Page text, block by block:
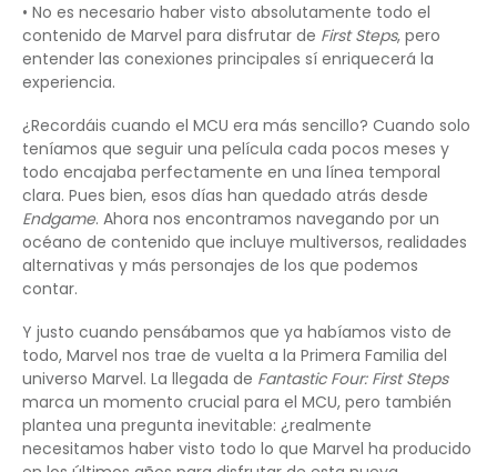
• No es necesario haber visto absolutamente todo el
contenido de Marvel para disfrutar de First Steps, pero
entender las conexiones principales sí enriquecerá la
experiencia.
¿Recordáis cuando el MCU era más sencillo? Cuando solo
teníamos que seguir una película cada pocos meses y
todo encajaba perfectamente en una línea temporal
clara. Pues bien, esos días han quedado atrás desde
Endgame. Ahora nos encontramos navegando por un
océano de contenido que incluye multiversos, realidades
alternativas y más personajes de los que podemos
contar.
Y justo cuando pensábamos que ya habíamos visto de
todo, Marvel nos trae de vuelta a la Primera Familia del
universo Marvel. La llegada de Fantastic Four: First Steps
marca un momento crucial para el MCU, pero también
plantea una pregunta inevitable: ¿realmente
necesitamos haber visto todo lo que Marvel ha producido